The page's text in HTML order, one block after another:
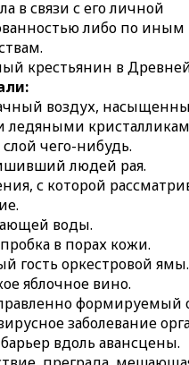
щёк.
судьи
данного
с его
в Древней
в связи с его личной
либо по иным
крестьянин в
воздух,
ледяными
чего-нибудь.
людей рая.
с которой
воды.
в порах кожи.
гость оркестровой ямы.
яблочное вино.
формируемый
заболевание
вдоль авансцены.